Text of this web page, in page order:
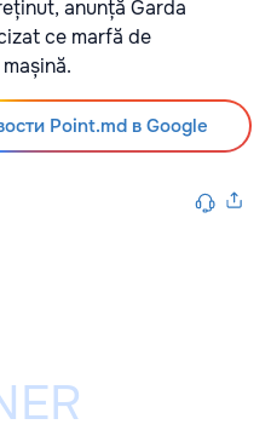
anunță Garda
ce marfă de
Point.md в Google